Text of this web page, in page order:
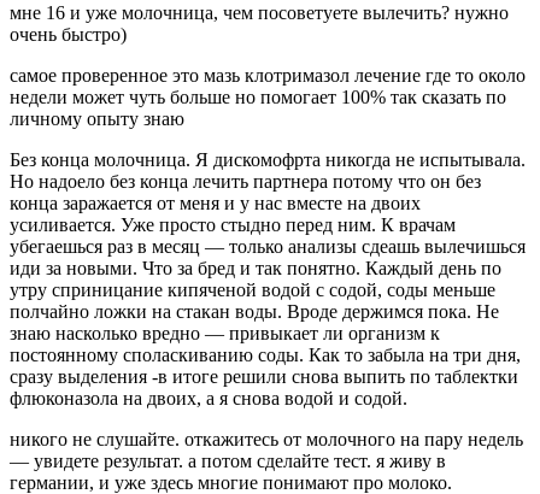
мне 16 и уже молочница, чем посоветуете вылечить? нужно
очень быстро)
самое проверенное это мазь клотримазол лечение где то около
недели может чуть больше но помогает 100% так сказать по
личному опыту знаю
Без конца молочница. Я дискомофрта никогда не испытывала.
Но надоело без конца лечить партнера потому что он без
конца заражается от меня и у нас вместе на двоих
усиливается. Уже просто стыдно перед ним. К врачам
убегаешься раз в месяц — только анализы сдеашь вылечишься
иди за новыми. Что за бред и так понятно. Каждый день по
утру сприницание кипяченой водой с содой, соды меньше
полчайно ложки на стакан воды. Вроде держимся пока. Не
знаю насколько вредно — привыкает ли организм к
постоянному споласкиванию соды. Как то забыла на три дня,
сразу выделения -в итоге решили снова выпить по таблектки
флюконазола на двоих, а я снова водой и содой.
никого не слушайте. откажитесь от молочного на пару недель
— увидете результат. а потом сделайте тест. я живу в
германии, и уже здесь многие понимают про молоко.